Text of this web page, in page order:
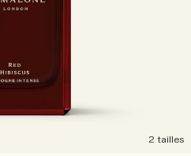
2 tailles